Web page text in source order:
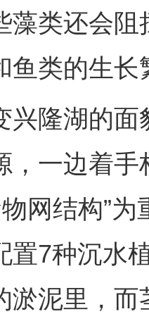
藻类还会
鱼类的生
隆湖的面
，一边着手
网结构”
置7种沉水
淤泥里，